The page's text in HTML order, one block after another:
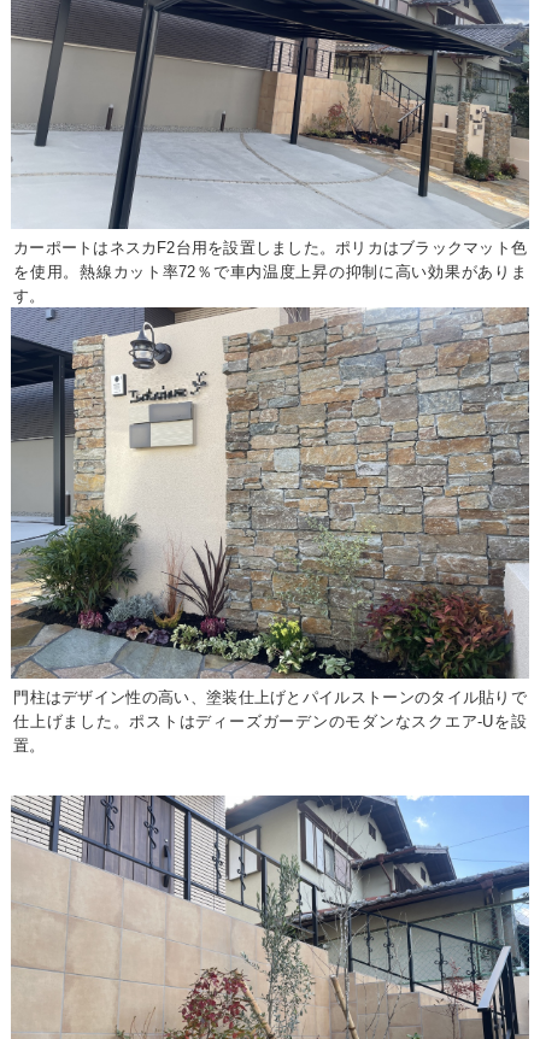
カーポートはネスカF2台用を設置しました。ポリカはブラックマット色
を使用。熱線カット率72％で車内温度上昇の抑制に高い効果がありま
す。
門柱はデザイン性の高い、塗装仕上げとパイルストーンのタイル貼りで
仕上げました。ポストはディーズガーデンのモダンなスクエア-Uを設
置。